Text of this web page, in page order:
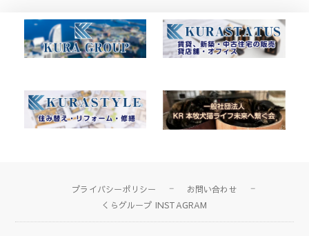
ゲ
ー
シ
ン
プライバシーポリシー
お問い合わせ
くらグループ INSTAGRAM